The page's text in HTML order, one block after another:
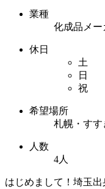
業種
化成品メー
休日
土
日
祝
希望場所
札幌・すす
人数
4人
はじめまして！埼玉